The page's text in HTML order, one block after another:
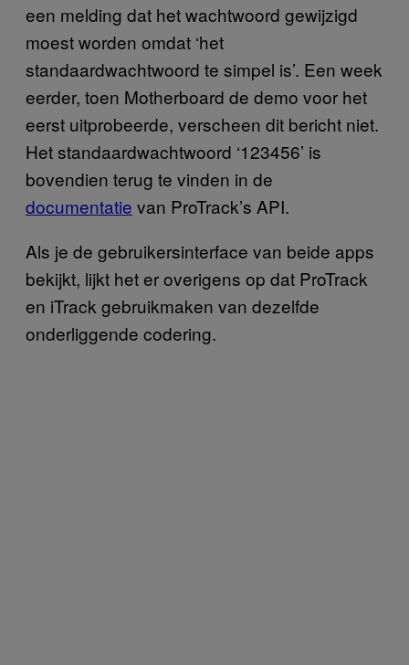
een melding dat het wachtwoord gewijzigd
moest worden omdat ‘het
standaardwachtwoord te simpel is’. Een week
eerder, toen Motherboard de demo voor het
eerst uitprobeerde, verscheen dit bericht niet.
Het standaardwachtwoord ‘123456’ is
bovendien terug te vinden in de
documentatie van ProTrack’s API.
Als je de gebruikersinterface van beide apps
bekijkt, lijkt het er overigens op dat ProTrack
en iTrack gebruikmaken van dezelfde
onderliggende codering.